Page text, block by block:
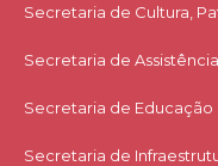
Secretaria de Cultura,
Secretaria de
Secretaria de Educação
Secretaria de